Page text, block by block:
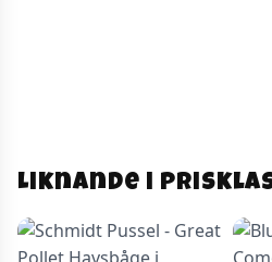
Liknande i